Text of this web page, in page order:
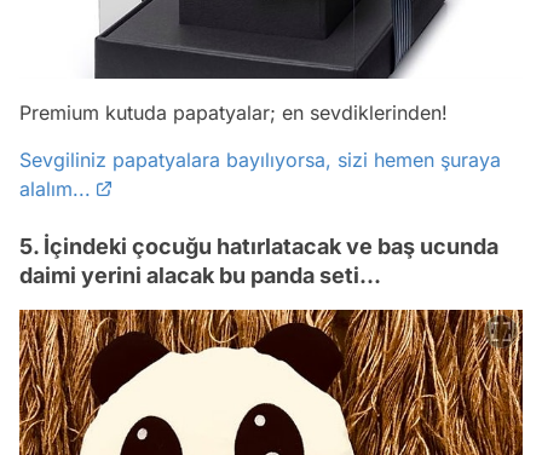
Premium kutuda papatyalar; en sevdiklerinden!
Sevgiliniz papatyalara bayılıyorsa, sizi hemen şuraya
alalım...
5. İçindeki çocuğu hatırlatacak ve baş ucunda
daimi yerini alacak bu panda seti...